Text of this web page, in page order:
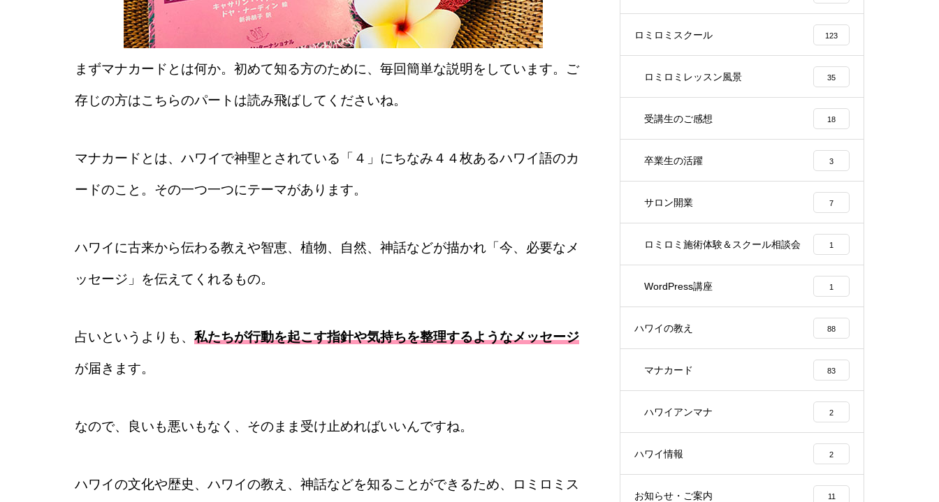
まずマナカードとは何か。初めて知る方のために、毎回簡単な説明をしています。ご
存じの方はこちらのパートは読み飛ばしてくださいね。
マナカードとは、ハワイで神聖とされている「４」にちなみ４４枚あるハワイ語のカ
ードのこと。その一つ一つにテーマがあります。
ハワイに古来から伝わる教えや智恵、植物、自然、神話などが描かれ「今、必要なメ
ッセージ」を伝えてくれるもの。
占いというよりも、 私たちが行動を起こす指針や気持ちを整理するようなメッセージ
が届きます。
なので、良いも悪いもなく、そのまま受け止めればいいんですね。
ハワイの文化や歴史、ハワイの教え、神話などを知ることができるため、ロミロミス
ロミロミスクール 123
ロミロミレッスン風景 35
受講生のご感想 18
卒業生の活躍 3
サロン開業 7
ロミロミ施術体験＆スクール相談会 1
WordPress講座 1
ハワイの教え 88
マナカード 83
ハワイアンマナ 2
ハワイ情報 2
お知らせ・ご案内 11